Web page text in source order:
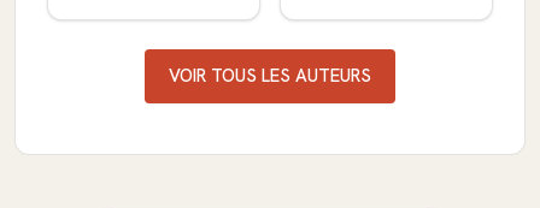
VOIR TOUS LES AUTEURS